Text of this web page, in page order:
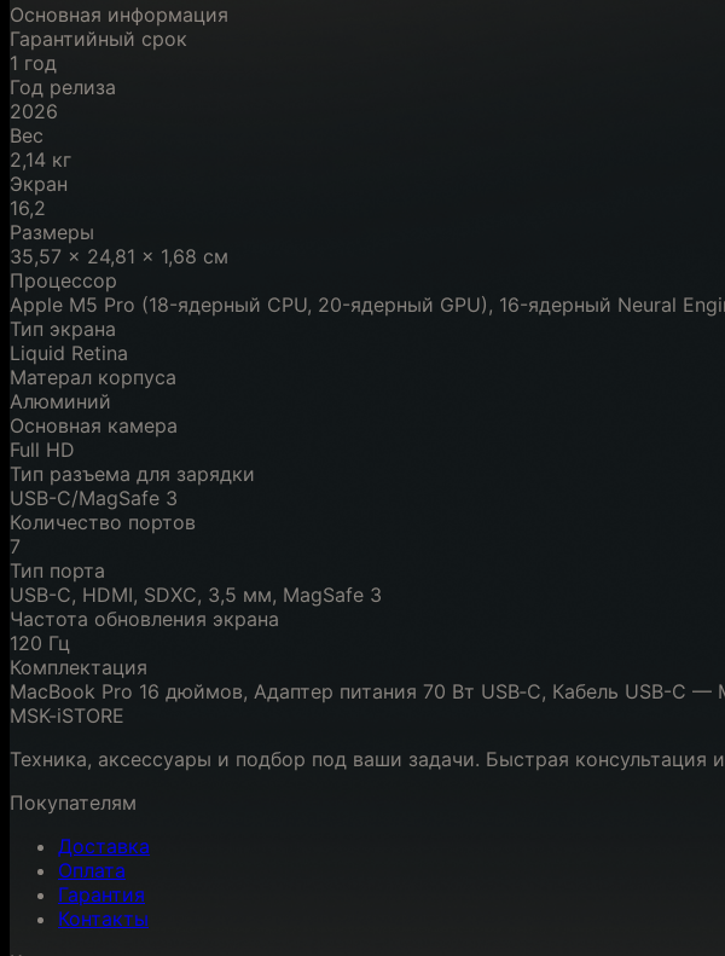
Основная информация
Гарантийный срок
1 год
Год релиза
2026
Вес
2,14 кг
Экран
16,2
Размеры
35,57 x 24,81 x 1,68 см
Процессор
Apple M5 Pro (18-ядерный CPU, 20-ядерный GPU), 16-ядерный Neural
Тип экрана
Liquid Retina
Матерал корпуса
Алюминий
Основная камера
Full HD
Тип разъема для зарядки
USB-C/MagSafe 3
Количество портов
7
Тип порта
USB-C, HDMI, SDXC, 3,5 мм, MagSafe 3
Частота обновления экрана
120 Гц
Комплектация
MacBook Pro 16 дюймов, Адаптер питания 70 Вт USB‑C, Кабель USB-C
MSK-iSTORE
Техника, аксессуары и подбор под ваши задачи. Быстрая консультация
Покупателям
Доставка
Оплата
Гарантия
Контакты